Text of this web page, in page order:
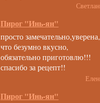
Пирог "Инь-ян"
просто замечательно,уверена,
что безумно вкусно,
обязательно приготовлю!!!
спасибо за рецепт!!
Пирог "Инь-ян"